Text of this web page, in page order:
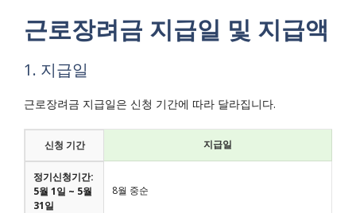
근로장려금 지급일 및 지급액
1. 지급일
근로장려금 지급일은 신청 기간에 따라 달라집니다.
신청 기간 지급일
정기신청기간:
5월 1일 ~ 5월
31일
8월 중순